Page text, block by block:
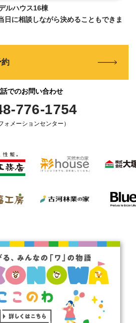
ルハウス16棟
日に相談しながら決めることもできま
約
でのお問い合わせ
776-1754
ォメーションセンター）